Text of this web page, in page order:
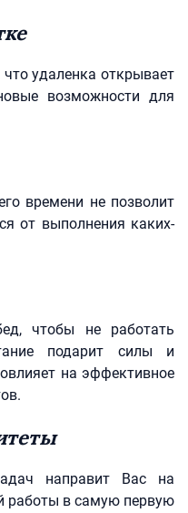
удаленка открывает
возможности для
времени не позволит
от выполнения каких-
чтобы не работать
подарит силы и
на эффективное
направит Вас на
работы в самую первую